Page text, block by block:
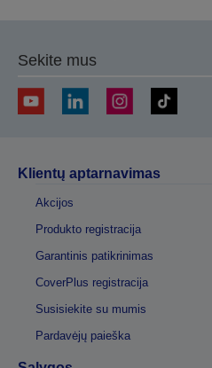
Sekite mus
Klientų aptarnavimas
Akcijos
Produkto registracija
Garantinis patikrinimas
CoverPlus registracija
Susisiekite su mumis
Pardavėjų paieška